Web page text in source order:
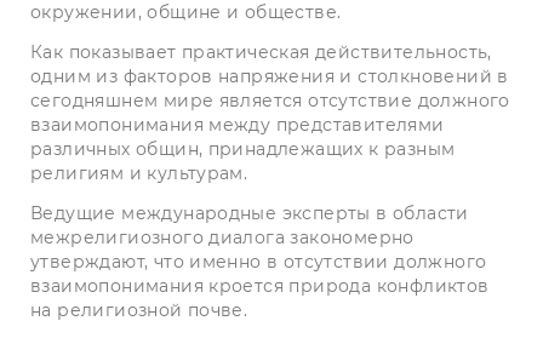
окружении, общине и обществе.
Как показывает практическая действительность,
одним из факторов напряжения и столкновений в
сегодняшнем мире является отсутствие должного
взаимопонимания между представителями
различных общин, принадлежащих к разным
религиям и культурам.
Ведущие международные эксперты в области
межрелигиозного диалога закономерно
утверждают, что именно в отсутствии должного
взаимопонимания кроется природа конфликтов
на религиозной почве.